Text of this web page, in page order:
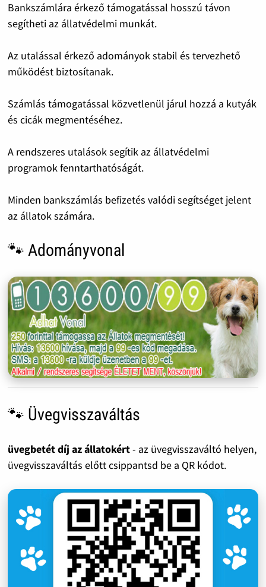
Bankszámlára érkező támogatással hosszú távon
segítheti az állatvédelmi munkát.
Az utalással érkező adományok stabil és tervezhető
működést biztosítanak.
Számlás támogatással közvetlenül járul hozzá a kutyák
és cicák megmentéséhez.
A rendszeres utalások segítik az állatvédelmi
programok fenntarthatóságát.
Minden bankszámlás befizetés valódi segítséget jelent
az állatok számára.
🐾 Adományvonal
🐾 Üvegvisszaváltás
üvegbetét díj az állatokért- az üvegvisszaváltó helyen,
üvegvisszaváltás előtt csippantsd be a QR kódot.